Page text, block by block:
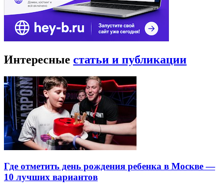
Интересные статьи и публикации
Где отметить день рождения ребенка в Москве —
10 лучших вариантов